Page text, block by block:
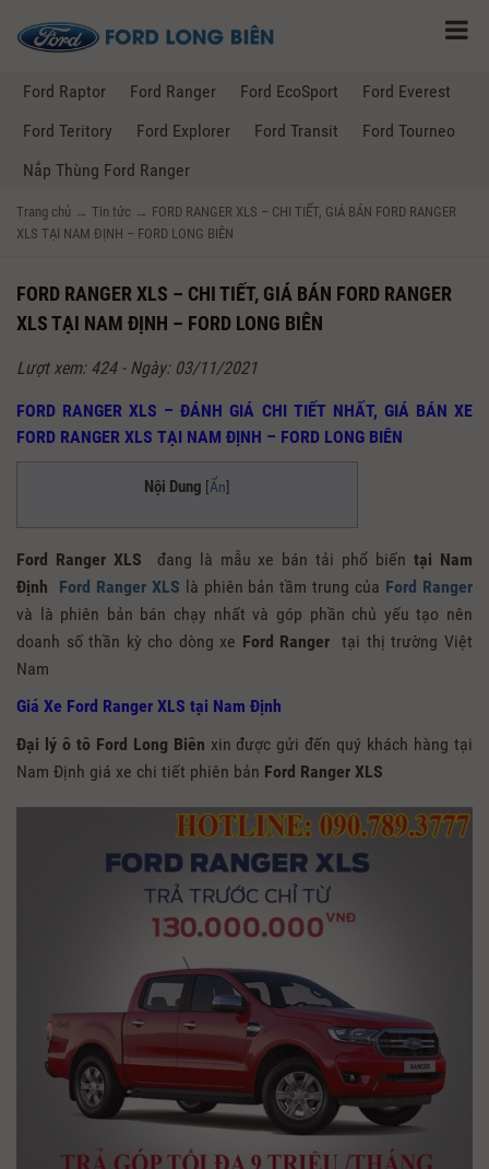
Ford Raptor Ford Ranger Ford EcoSport
Ford Everest
Ford Teritory
Ford Explorer Ford Transit
Ford Tourneo
Nắp Thùng Ford Ranger
Trang chủ → Tin tức → FORD RANGER XLS – CHI TIẾT, GIÁ BÁN FORD RANGER
XLS TẠI NAM ĐỊNH – FORD LONG BIÊN
FORD RANGER XLS – CHI TIẾT, GIÁ BÁN FORD RANGER
XLS TẠI NAM ĐỊNH – FORD LONG BIÊN
Lượt xem: 424 - Ngày: 03/11/2021
FORD RANGER XLS – ĐÁNH GIÁ CHI TIẾT NHẤT, GIÁ BÁN XE
FORD RANGER XLS TẠI NAM ĐỊNH – FORD LONG BIÊN
Nội Dung [Ẩn]
Ford Ranger XLS đang là mẫu xe bán tải phổ biếntại Nam
Định
Ford Ranger XLS là phiên bản tầm trung của Ford Ranger
và là phiên bản bán chạy nhất và góp phần chủ yếu tạo nên
doanh số thần kỳ cho dòng xe Ford Ranger tại thị trường Việt
Nam
Giá Xe Ford Ranger XLS tại Nam Định
Đại lý ô tô Ford Long Biên xin được gửi đến quý khách hàng tại
Nam Định giá xe chi tiết phiên bản Ford Ranger XLS